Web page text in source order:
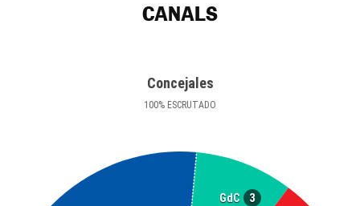
CANALS
Concejales
100% ESCRUTADO
GdC 3